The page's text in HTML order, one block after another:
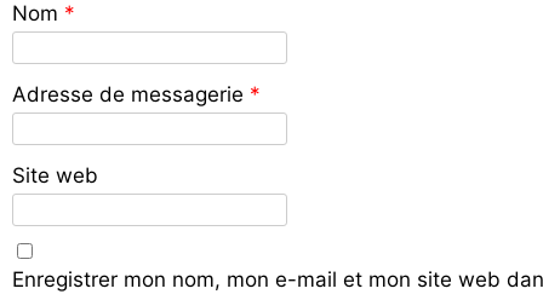
Nom *
Adresse de messagerie *
Site web
Enregistrer mon nom, mon e-mail et mon site web